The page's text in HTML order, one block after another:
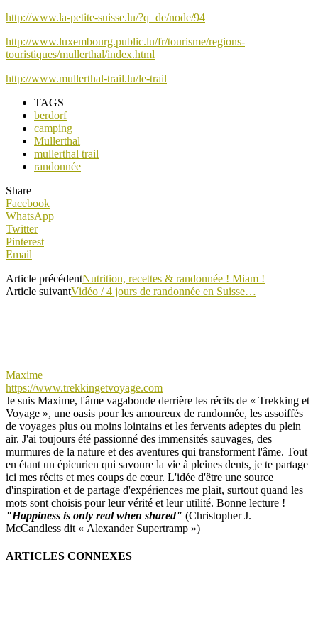
http://www.la-petite-suisse.lu/?q=de/node/94
http://www.luxembourg.public.lu/fr/tourisme/regions-
touristiques/mullerthal/index.html
http://www.mullerthal-trail.lu/le-trail
TAGS
berdorf
camping
Mullerthal
mullerthal trail
randonnée
Share
Facebook
WhatsApp
Twitter
Pinterest
Email
Article précédentNutrition, recettes & randonnée ! Miam !
Article suivantVidéo / 4 jours de randonnée en Suisse…
Maxime
https://www.trekkingetvoyage.com
Je suis Maxime, l'âme vagabonde derrière les récits de « Trekking et
Voyage », une oasis pour les amoureux de randonnée, les assoiffés
de voyages plus ou moins lointains et les fervents adeptes du plein
air. J'ai toujours été passionné des immensités sauvages, des
murmures de la nature et des aventures qui transforment l'âme. Tout
en étant un épicurien qui savoure la vie à pleines dents, je te partage
ici mes récits et mes coups de cœur. L'idée d'être une source
d'inspiration et de partage d'expériences me plait, surtout quand les
mots sont choisis pour leur vérité et leur utilité. Bonne lecture !
"Happiness is only real when shared" (Christopher J.
McCandless dit « Alexander Supertramp »)
ARTICLES CONNEXES